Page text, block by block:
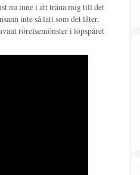
nu inne i att träna mig till det
inte så lätt som det låter,
rörelsemönster i löpspåret